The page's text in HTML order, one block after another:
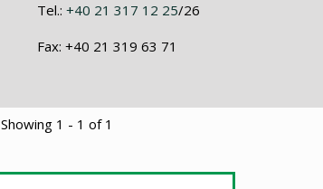
Tel.:+40 21 317 12 25/26
Fax: +40 21 319 63 71
Showing 1 - 1 of 1